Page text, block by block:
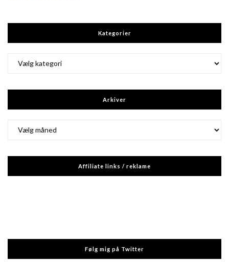
Kategorier
Arkiver
Affiliate links / reklame
Følg mig på Twitter